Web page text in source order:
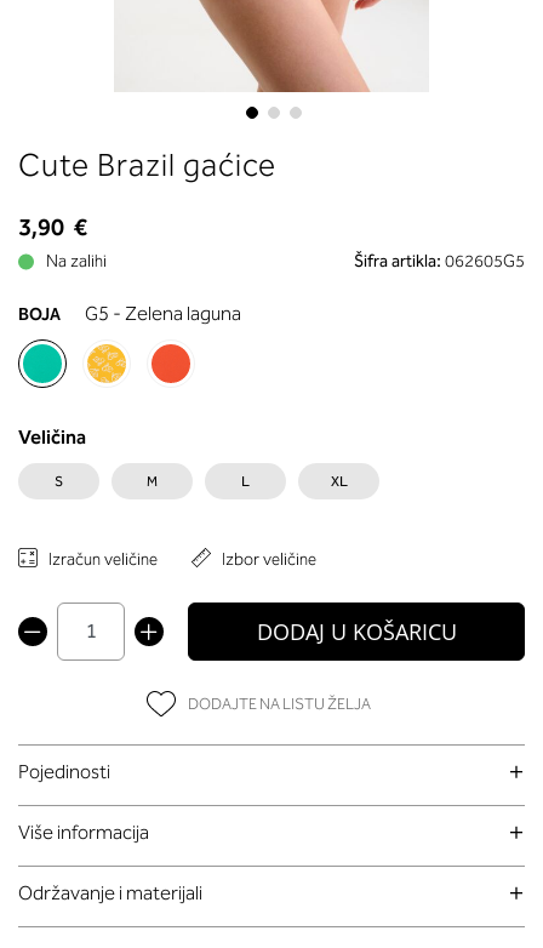
to
beginning
the
images
gallery
Cute Brazil gaćice
3,90 €
Na zalihi Šifra artikla: 062605G5
BOJA G5 - Zelena laguna
Veličina
S M L XL
Izračun veličine Izbor veličine
DODAJ U KOŠARICU
DODAJTE NA LISTU ŽELJA
Pojedinosti
Više informacija
Održavanje i materijali
boste prebrali, katera globina
ustreza vaši meri (A, B …) – iščite v
stolpcu, ki ste ga določili s
obsegom.